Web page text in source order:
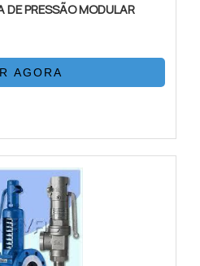
DE PRESSÃO MODULAR
AGORA